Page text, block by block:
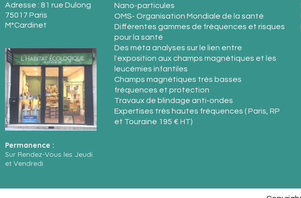
Adresse : 81 rue Dulong
75017 Paris
M°Cardinet
Permanence :
Sur Rendez-Vous les Jeudi
et Vendredi
Nano-particules
OMS- Organisation Mondiale de la santé
Différentes gammes de fréquences et risques
pour la santé
Des méta analyses sur le lien entre
l'exposition aux champs magnétiques et les
leucémies infantiles
Champs magnétiques très basses
fréquences et protection
Travaux de blindage anti-ondes
Expertises très hautes fréquences ( Paris, RP
et Touraine 195 € HT)